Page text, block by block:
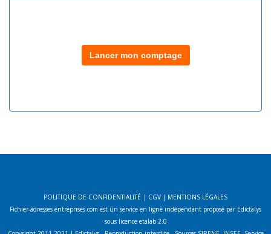
Lancer mon comptage
POLITIQUE DE CONFIDENTIALITÉ | CGV | MENTIONS LÉGALES
Fichier-adresses-entreprises.com est un service en ligne indépendant proposé par Edictalys
sous licence etalab 2.0